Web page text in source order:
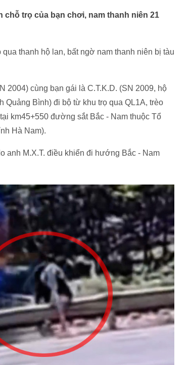
trọ của bạn chơi, nam thanh niên 21
thanh hộ lan, bất ngờ nam thanh niên bị tàu
2004) cùng bạn gái là C.T.K.D. (SN 2009, hộ
Quảng Bình) đi bộ từ khu trọ qua QL1A, trèo
km45+550 đường sắt Bắc - Nam thuộc Tổ
Hà Nam).
anh M.X.T. điều khiển đi hướng Bắc - Nam